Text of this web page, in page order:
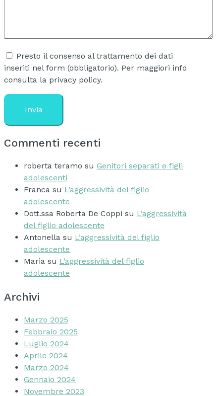
Presto il consenso al trattamento dei dati
inseriti nel form (obbligatorio). Per maggiori info
consulta la privacy policy.
Commenti recenti
roberta teramo su Genitori separati e figli
adolescenti
Franca su L’aggressività del figlio
adolescente
Dott.ssa Roberta De Coppi su L’aggressività
del figlio adolescente
Antonella su L’aggressività del figlio
adolescente
Maria su L’aggressività del figlio
adolescente
Archivi
Marzo 2025
Febbraio 2025
Luglio 2024
Aprile 2024
Marzo 2024
Gennaio 2024
Novembre 2023